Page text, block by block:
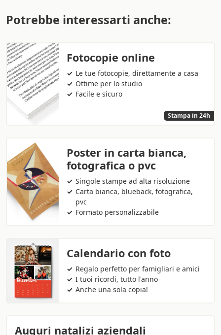
Potrebbe interessarti anche:
Fotocopie online
Le tue fotocopie, direttamente a casa
Ottime per lo studio
Facile e sicuro
Stampa in 24h
Poster in carta bianca,
fotografica o pvc
Singole stampe ad alta risoluzione
Carta bianca, blueback, fotografica,
pvc
Formato personalizzabile
Calendario con foto
Regalo perfetto per famigliari e amici
I tuoi ricordi, tutto l'anno
Anche una sola copia!
Auguri natalizi aziendali